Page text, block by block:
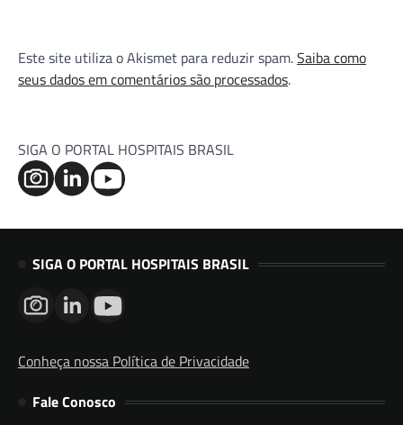
Este site utiliza o Akismet para reduzir spam.Saiba como
seus dados em comentários são processados.
SIGA O PORTAL HOSPITAIS BRASIL
SIGA O PORTAL HOSPITAIS BRASIL
Conheça nossa Política de Privacidade
Fale Conosco